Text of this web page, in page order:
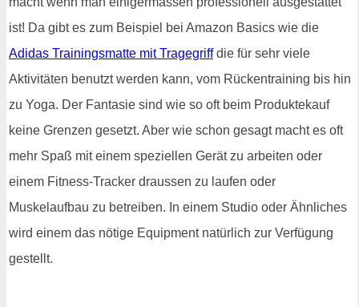
ist! Da gibt es zum Beispiel bei Amazon Basics wie die
Adidas Trainingsmatte mit Tragegriffdie für sehr viele
Aktivitäten benutzt werden kann, vom Rückentraining bis hin
zu Yoga. Der Fantasie sind wie so oft beim Produktekauf
keine Grenzen gesetzt. Aber wie schon gesagt macht es oft
mehr Spaß mit einem speziellen Gerät zu arbeiten oder
einem Fitness-Tracker draussen zu laufen oder
Muskelaufbau zu betreiben. In einem Studio oder Ähnliches
wird einem das nötige Equipment natürlich zur Verfügung
gestellt.